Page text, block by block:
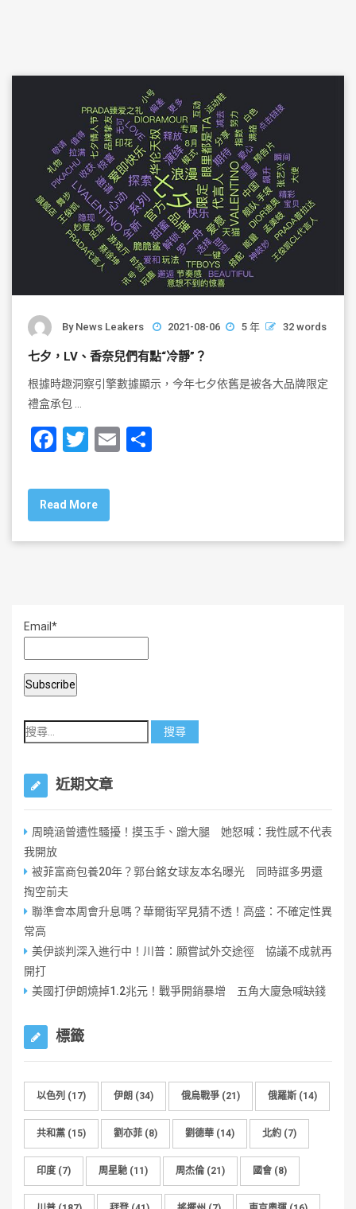
By News Leakers 2021-08-06 5 年 32 words
七夕，LV、香奈兒們有點“冷靜”？
根據時趣洞察引擎數據顯示，今年七夕依舊是被各大品牌限定
禮盒承包 …
F
c
e
b
k
T
tt
er
E
Read More
Email*
近期文章
周曉涵曾遭性騷擾！摸玉手、蹭大腿 她怒喊：我性感不代表
我開放
被菲富商包養20年？郭台銘女球友本名曝光 同時誆多男還
掏空前夫
聯準會本周會升息嗎？華爾街罕見猜不透！高盛：不確定性異
常高
美伊談判深入進行中！川普：願嘗試外交途徑 協議不成就再
開打
美國打伊朗燒掉1.2兆元！戰爭開銷暴增 五角大廈急喊缺錢
標籤
以色列 (17) 伊朗 (34) 俄烏戰爭 (21) 俄羅斯 (14)
共和黨 (15) 劉亦菲 (8) 劉德華 (14) 北約 (7)
印度 (7) 周星馳 (11) 周杰倫 (21) 國會 (8)